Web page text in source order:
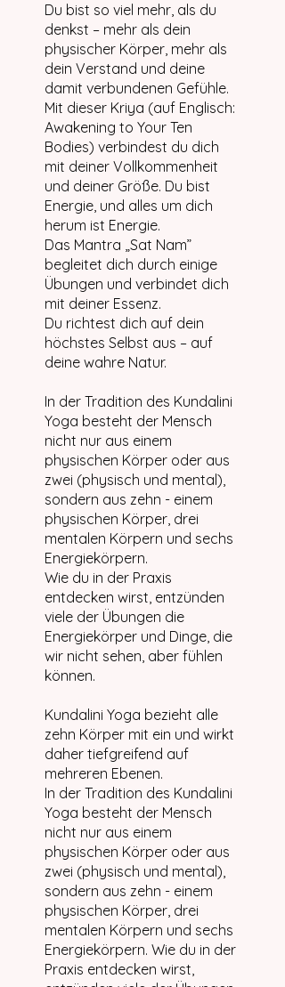
Du bist so viel mehr, als du
denkst – mehr als dein
physischer Körper, mehr als
dein Verstand und deine
damit verbundenen Gefühle.
Mit dieser Kriya (auf Englisch:
Awakening to Your Ten
Bodies) verbindest du dich
mit deiner Vollkommenheit
und deiner Größe. Du bist
Energie, und alles um dich
herum ist Energie.
Das Mantra „Sat Nam”
begleitet dich durch einige
Übungen und verbindet dich
mit deiner Essenz.
Du richtest dich auf dein
höchstes Selbst aus – auf
deine wahre Natur.
In der Tradition des Kundalini
Yoga besteht der Mensch
nicht nur aus einem
physischen Körper oder aus
zwei (physisch und mental),
sondern aus zehn - einem
physischen Körper, drei
mentalen Körpern und sechs
Energiekörpern.
Wie du in der Praxis
entdecken wirst, entzünden
viele der Übungen die
Energiekörper und Dinge, die
wir nicht sehen, aber fühlen
können.
Kundalini Yoga bezieht alle
zehn Körper mit ein und wirkt
daher tiefgreifend auf
mehreren Ebenen.
In der Tradition des Kundalini
Yoga besteht der Mensch
nicht nur aus einem
physischen Körper oder aus
zwei (physisch und mental),
sondern aus zehn - einem
physischen Körper, drei
mentalen Körpern und sechs
Energiekörpern. Wie du in der
Praxis entdecken wirst,